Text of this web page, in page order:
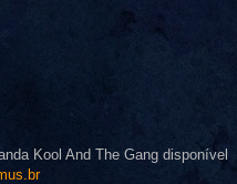
Kool And The Gang disponível